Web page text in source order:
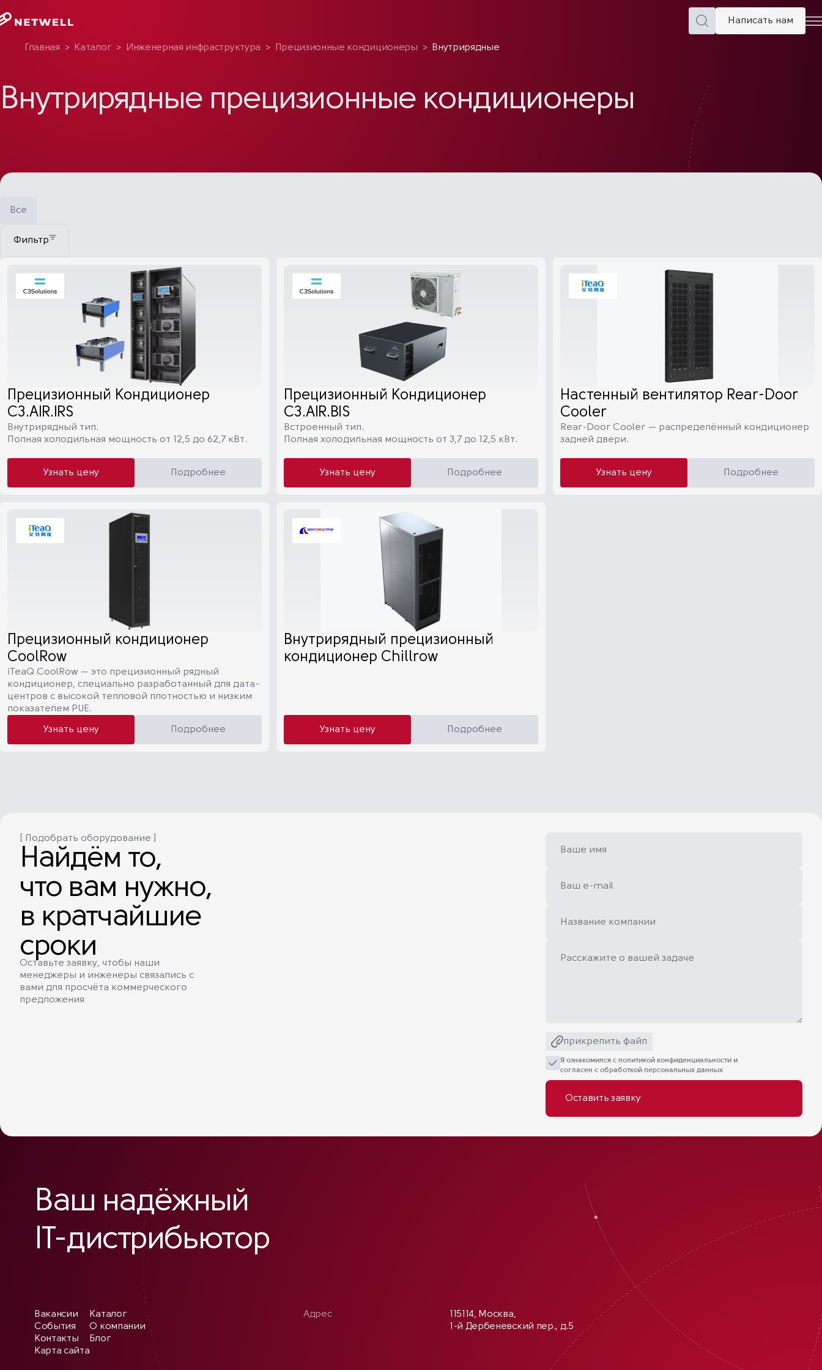
Написать нам
Главная > Каталог > Инженерная инфраструктура > Прецизионные кондиционеры > Внутрирядные
Внутрирядные прецизионные кондиционеры
Все
Фильтр
Прецизионный Кондиционер
C3.AIR.IRS
Внутрирядный тип.
Полная холодильная мощность от 12,5 до 62,7 кВт.
Узнать цену Подробнее
Прецизионный Кондиционер
C3.AIR.BIS
Встроенный тип.
Полная холодильная мощность от 3,7 до 12,5 кВт.
Узнать цену Подробнее
Настенный вентилятор Rear-Door
Cooler
Rear-Door Cooler — распределённый кондиционер
задней двери.
Узнать цену Подробнее
Прецизионный кондиционер
CoolRow
iTeaQ CoolRow — это прецизионный рядный
кондиционер, специально разработанный для дата-
центров с высокой тепловой плотностью и низким
показателем PUE.
Узнать цену Подробнее
Внутрирядный прецизионный
кондиционер Chillrow
Узнать цену Подробнее
[ Подобрать оборудование ]
Найдём то,
что вам нужно,
в кратчайшие
сроки
Оставьте заявку, чтобы наши
менеджеры и инженеры связались с
вами для просчёта коммерческого
предложения
прикрепить файл
Я ознакомился с политикой конфиденциальности и
согласен с обработкой персональных данных
Ваш надёжный
IT-дистрибьютор
Вакансии
События
Контакты
Карта сайта
Каталог
О компании
Блог
Адрес
115114, Москва,
1-й Дербеневский пер., д.5